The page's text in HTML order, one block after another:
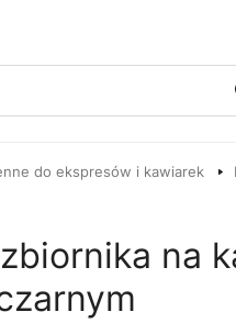
do ekspresów i kawiarek
na